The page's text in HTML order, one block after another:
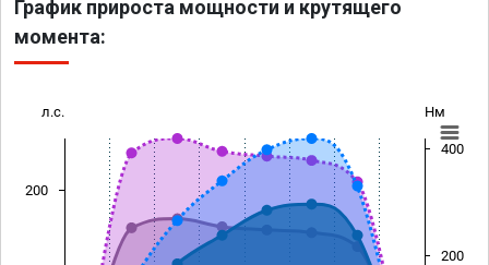
График прироста мощности и крутящего
момента:
л.с. Нм
200
200
400